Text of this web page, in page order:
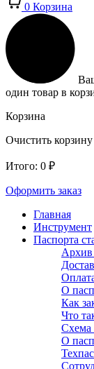
0 Корзина
один товар в
Корзина
Очистить корзину
Итого: 0 ₽
Оформить заказ
Главная
Инструмент
Паспорта
Архив
О
Как
Что
Схема
О